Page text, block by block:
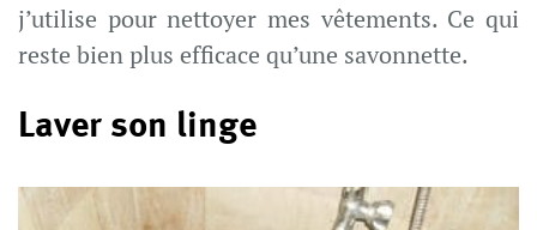
j’utilise pour nettoyer mes vêtements. Ce qui
reste bien plus efficace qu’une savonnette.
Laver son linge